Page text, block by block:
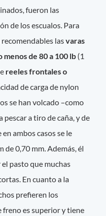
fueron las
de los escualos. Para
lasvaras
menos de 80 a 100 lb (1
reeles frontales o
de carga de nylon
se han volcado –como
a tiro de caña, y de
ambos casos se le
de 0,70 mm. Además, él
pasto que muchas
En cuanto a la
prefieren los
freno es superior y tiene